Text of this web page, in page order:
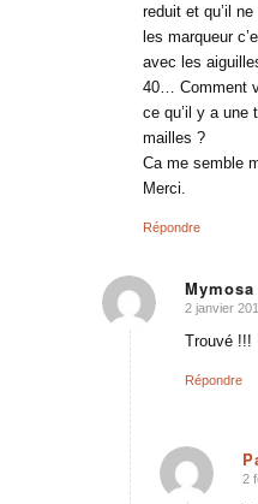
reduit et qu’il
les marqueur
avec les
40… Comment
ce qu’il y a une
mailles ?
Ca me semble
Merci.
Répondre
Mymosa
dit
2 janvier
Trouvé !!!
Répondre
2